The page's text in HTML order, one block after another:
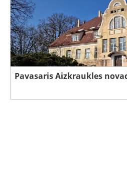
Pavasaris Aizkraukles